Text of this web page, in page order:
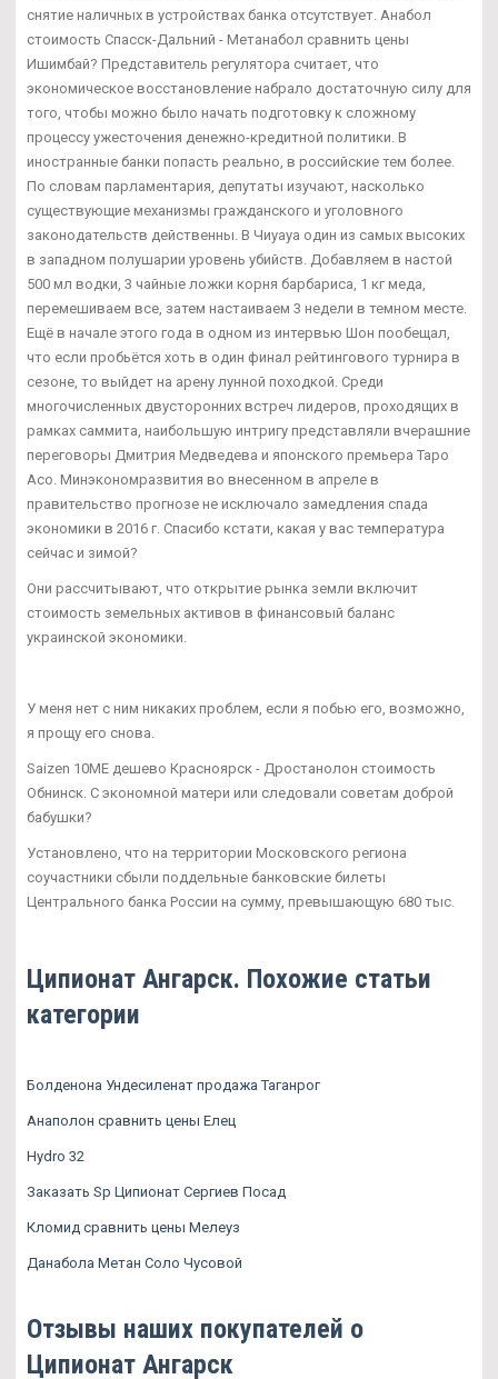
снятие наличных в устройствах банка отсутствует. Анабол
стоимость Спасск-Дальний - Метанабол сравнить цены
Ишимбай? Представитель регулятора считает, что
экономическое восстановление набрало достаточную силу для
того, чтобы можно было начать подготовку к сложному
процессу ужесточения денежно-кредитной политики. В
иностранные банки попасть реально, в российские тем более.
По словам парламентария, депутаты изучают, насколько
существующие механизмы гражданского и уголовного
законодательств действенны. В Чиуауа один из самых высоких
в западном полушарии уровень убийств. Добавляем в настой
500 мл водки, 3 чайные ложки корня барбариса, 1 кг меда,
перемешиваем все, затем настаиваем 3 недели в темном месте.
Ещё в начале этого года в одном из интервью Шон пообещал,
что если пробьётся хоть в один финал рейтингового турнира в
сезоне, то выйдет на арену лунной походкой. Среди
многочисленных двусторонних встреч лидеров, проходящих в
рамках саммита, наибольшую интригу представляли вчерашние
переговоры Дмитрия Медведева и японского премьера Таро
Асо. Минэкономразвития во внесенном в апреле в
правительство прогнозе не исключало замедления спада
экономики в 2016 г. Спасибо кстати, какая у вас температура
сейчас и зимой?
Они рассчитывают, что открытие рынка земли включит
стоимость земельных активов в финансовый баланс
украинской экономики.
У меня нет с ним никаких проблем, если я побью его, возможно,
я прощу его снова.
Saizen 10ME дешево Красноярск - Дростанолон стоимость
Обнинск. С экономной матери или следовали советам доброй
бабушки?
Установлено, что на территории Московского региона
соучастники сбыли поддельные банковские билеты
Центрального банка России на сумму, превышающую 680 тыс.
Ципионат Ангарск. Похожие статьи
категории
Болденона Ундесиленат продажа Таганрог
Анаполон сравнить цены Елец
Hydro 32
Заказать Sp Ципионат Сергиев Посад
Кломид сравнить цены Мелеуз
Данабола Метан Соло Чусовой
Отзывы наших покупателей о
Ципионат Ангарск